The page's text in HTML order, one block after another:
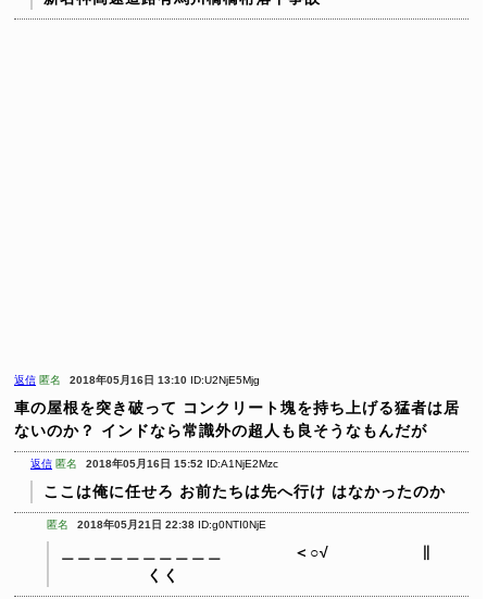
返信 匿名 2018年05月16日 13:10 ID:U2NjE5Mjg
車の屋根を突き破って コンクリート塊を持ち上げる猛者は居
ないのか？
インドなら常識外の超人も良そうなもんだが
返信 匿名 2018年05月16日 15:52 ID:A1NjE2Mzc
ここは俺に任せろ お前たちは先へ行け はなかったのか
匿名 2018年05月21日 22:38 ID:g0NTI0NjE
＜○√
くく